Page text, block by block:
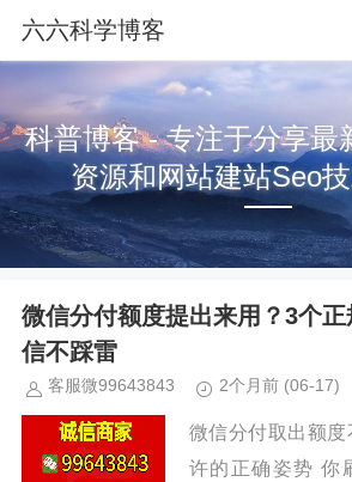
六六科学博客
科普博客 - 专注于分享最
资源和网站建站Seo
微信分付额度提出来用？3个
信不踩雷
客服微99643843 2个月前 (06-17)
微信分付取出额
许的正确姿势 你